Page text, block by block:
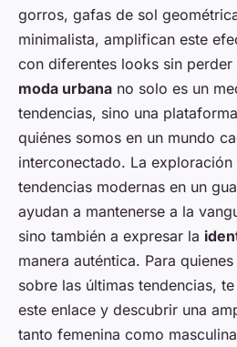
gorros, gafas de sol
minimalista, amplifican este
con diferentes looks sin
moda urbana no solo es un
tendencias, sino una
quiénes somos en un mundo
interconectado. La
tendencias modernas en un
ayudan a mantenerse a la
sino también a expresar la
manera auténtica. Para
sobre las últimas tendencias,
este enlace y descubrir una
tanto femenina como